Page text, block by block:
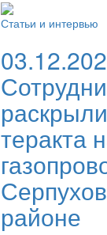
Статьи и интервью
теракта
районе